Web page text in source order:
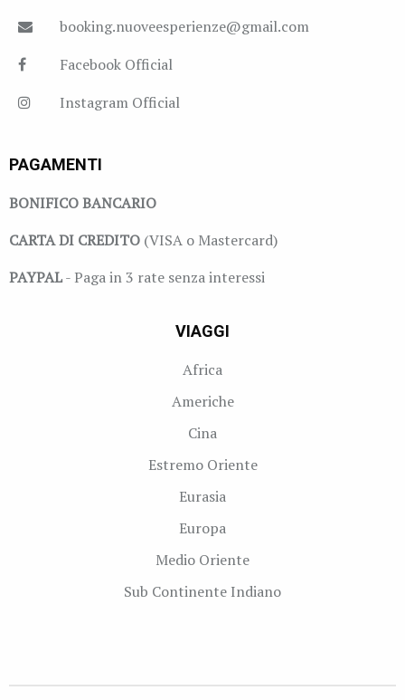
booking.nuoveesperienze@gmail.com
Facebook Official
Instagram Official
PAGAMENTI
BONIFICO BANCARIO
CARTA DI CREDITO (VISA o Mastercard)
PAYPAL- Paga in 3 rate senza interessi
VIAGGI
Africa
Americhe
Cina
Estremo Oriente
Eurasia
Europa
Medio Oriente
Sub Continente Indiano